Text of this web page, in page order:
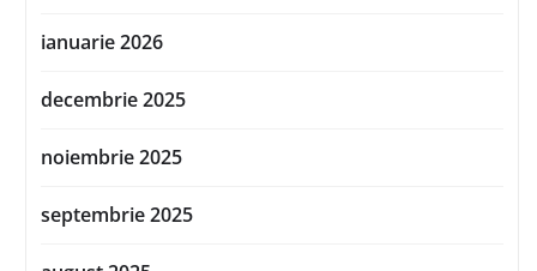
ianuarie 2026
decembrie 2025
noiembrie 2025
septembrie 2025